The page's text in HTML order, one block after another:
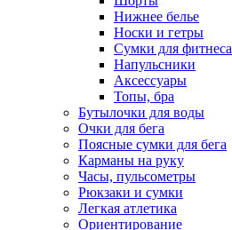
Нижнее белье
Носки и гетры
Сумки для фитнеса
Напульсники
Аксессуары
Топы, бра
Бутылочки для воды
Очки для бега
Поясные сумки для бега
Карманы на руку
Часы, пульсометры
Рюкзаки и сумки
Легкая атлетика
Ориентирование